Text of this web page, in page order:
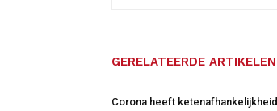
GERELATEERDE ARTIKELEN
Corona heeft ketenafhankelijkheid